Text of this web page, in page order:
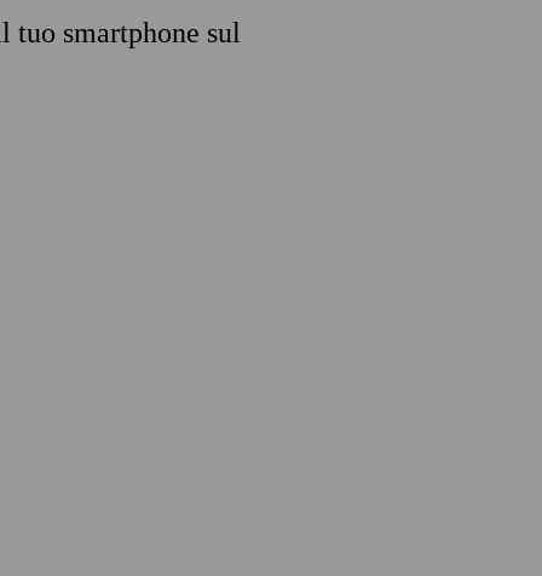
tuo smartphone sul